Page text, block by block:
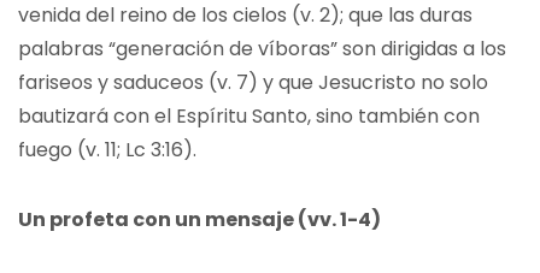
venida del reino de los cielos (v. 2); que las duras
palabras “generación de víboras” son dirigidas a los
fariseos y saduceos (v. 7) y que Jesucristo no solo
bautizará con el Espíritu Santo, sino también con
fuego (v. 11; Lc 3:16).
Un profeta con un mensaje (vv. 1-4)